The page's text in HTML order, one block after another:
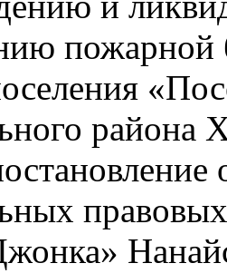
пожарной
района
правовых